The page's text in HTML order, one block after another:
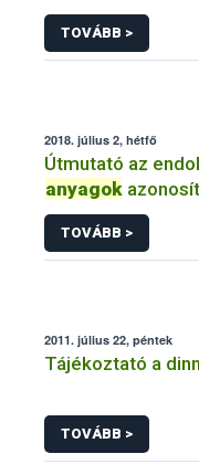
TOVÁBB >
2018. július 2, hétfő
Útmutató az
anyagok
TOVÁBB >
2011. július 22, péntek
Tájékoztató a
TOVÁBB >